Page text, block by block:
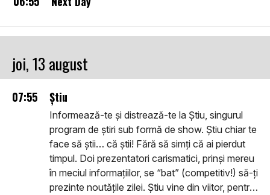
joi, 13 august
07:55 Știu
Informează-te și distrează-te la Știu, singurul
program de știri sub formă de show. Știu chiar te
face să știi… că știi! Fără să simți că ai pierdut
timpul. Doi prezentatori carismatici, prinși mereu
în meciul informațiilor, se “bat” (competitiv!) să-ți
prezinte noutățile zilei. Știu vine din viitor, pentru